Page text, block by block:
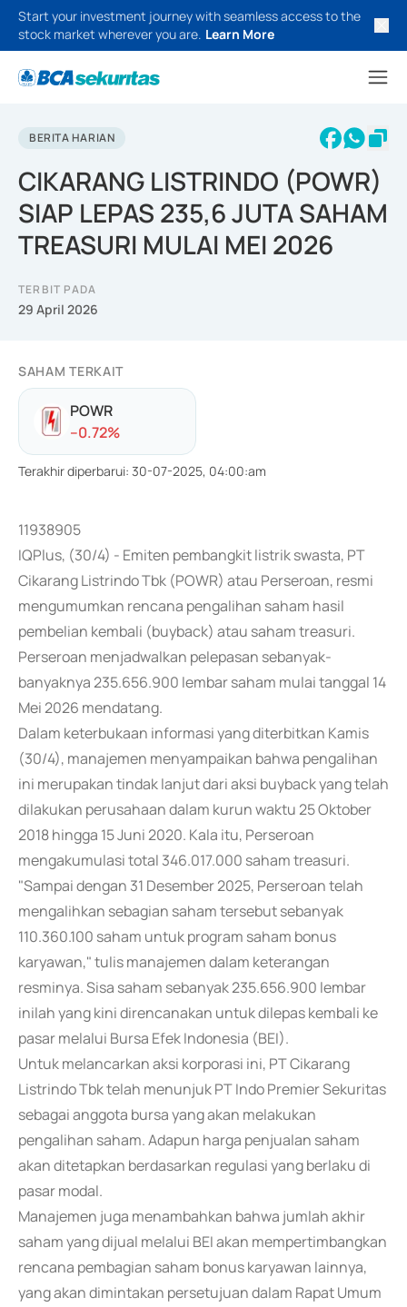
Start your investment journey with seamless access to the
stock market wherever you are. Learn More
BERITA HARIAN
CIKARANG LISTRINDO (POWR)
SIAP LEPAS 235,6 JUTA SAHAM
TREASURI MULAI MEI 2026
TERBIT PADA
29 April 2026
SAHAM TERKAIT
POWR
--0.72%
Terakhir diperbarui: 30-07-2025, 04:00:am
11938905
IQPlus, (30/4) - Emiten pembangkit listrik swasta, PT
Cikarang Listrindo Tbk (POWR) atau Perseroan, resmi
mengumumkan rencana pengalihan saham hasil
pembelian kembali (buyback) atau saham treasuri.
Perseroan menjadwalkan pelepasan sebanyak-
banyaknya 235.656.900 lembar saham mulai tanggal 14
Mei 2026 mendatang.
Dalam keterbukaan informasi yang diterbitkan Kamis
(30/4), manajemen menyampaikan bahwa pengalihan
ini merupakan tindak lanjut dari aksi buyback yang telah
dilakukan perusahaan dalam kurun waktu 25 Oktober
2018 hingga 15 Juni 2020. Kala itu, Perseroan
mengakumulasi total 346.017.000 saham treasuri.
"Sampai dengan 31 Desember 2025, Perseroan telah
mengalihkan sebagian saham tersebut sebanyak
110.360.100 saham untuk program saham bonus
karyawan," tulis manajemen dalam keterangan
resminya. Sisa saham sebanyak 235.656.900 lembar
inilah yang kini direncanakan untuk dilepas kembali ke
pasar melalui Bursa Efek Indonesia (BEI).
Untuk melancarkan aksi korporasi ini, PT Cikarang
Listrindo Tbk telah menunjuk PT Indo Premier Sekuritas
sebagai anggota bursa yang akan melakukan
pengalihan saham. Adapun harga penjualan saham
akan ditetapkan berdasarkan regulasi yang berlaku di
pasar modal.
Manajemen juga menambahkan bahwa jumlah akhir
saham yang dijual melalui BEI akan mempertimbangkan
rencana pembagian saham bonus karyawan lainnya,
yang akan dimintakan persetujuan dalam Rapat Umum